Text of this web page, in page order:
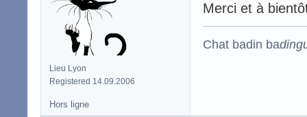
Lieu Lyon
Registered 14.09.2006
Merci et à
Chat badin ba
Hors ligne